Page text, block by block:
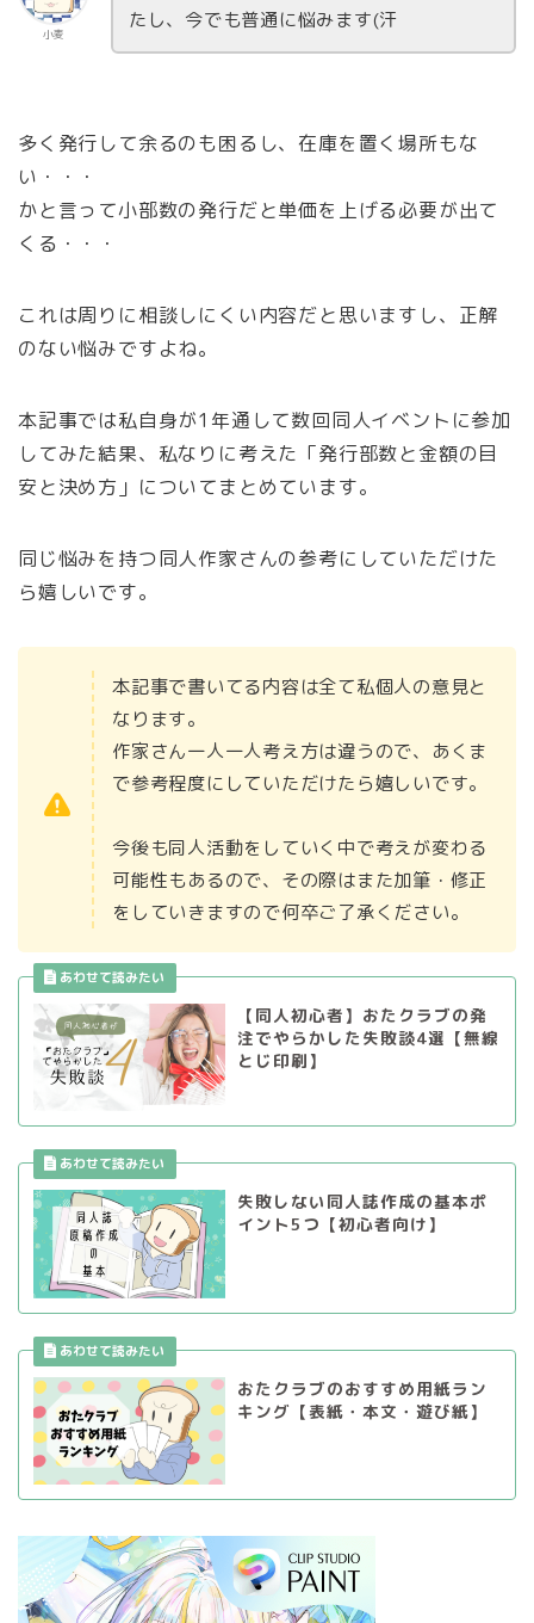
小麦
たし、今でも普通に悩みます(汗
多く発行して余るのも困るし、在庫を置く場所もな
い・・・
かと言って小部数の発行だと単価を上げる必要が出て
くる・・・
これは周りに相談しにくい内容だと思いますし、正解
のない悩みですよね。
本記事では私自身が1年通して数回同人イベントに参加
してみた結果、私なりに考えた「発行部数と金額の目
安と決め方」についてまとめています。
同じ悩みを持つ同人作家さんの参考にしていただけた
ら嬉しいです。
本記事で書いてる内容は全て私個人の意見と
なります。
作家さん一人一人考え方は違うので、あくま
で参考程度にしていただけたら嬉しいです。
今後も同人活動をしていく中で考えが変わる
可能性もあるので、その際はまた加筆・修正
をしていきますので何卒ご了承ください。
【同人初心者】おたクラブの発
注でやらかした失敗談4選【無線
とじ印刷】
失敗しない同人誌作成の基本ポ
イント5つ【初心者向け】
おたクラブのおすすめ用紙ラン
キング【表紙・本文・遊び紙】